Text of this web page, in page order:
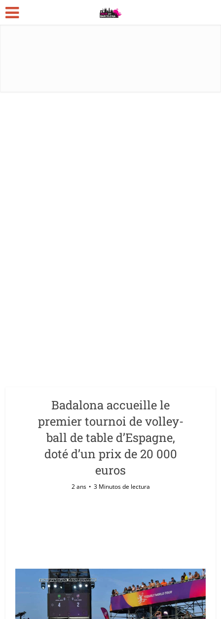
Badalona accueille le
premier tournoi de volley-
ball de table d’Espagne,
doté d’un prix de 20 000
euros
2 ans 3 Minutos de lectura